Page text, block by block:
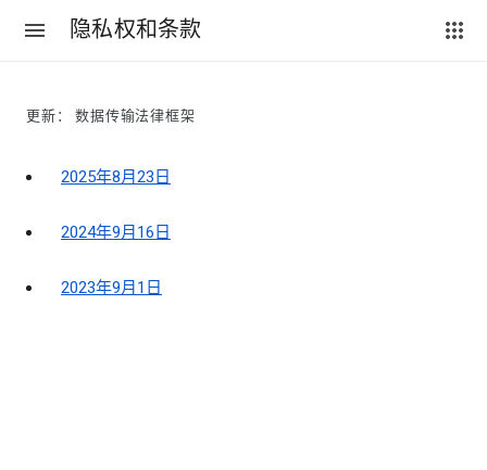
隐私权和条款
更新： 数据传输法律框架
2025年8月23日
2024年9月16日
2023年9月1日